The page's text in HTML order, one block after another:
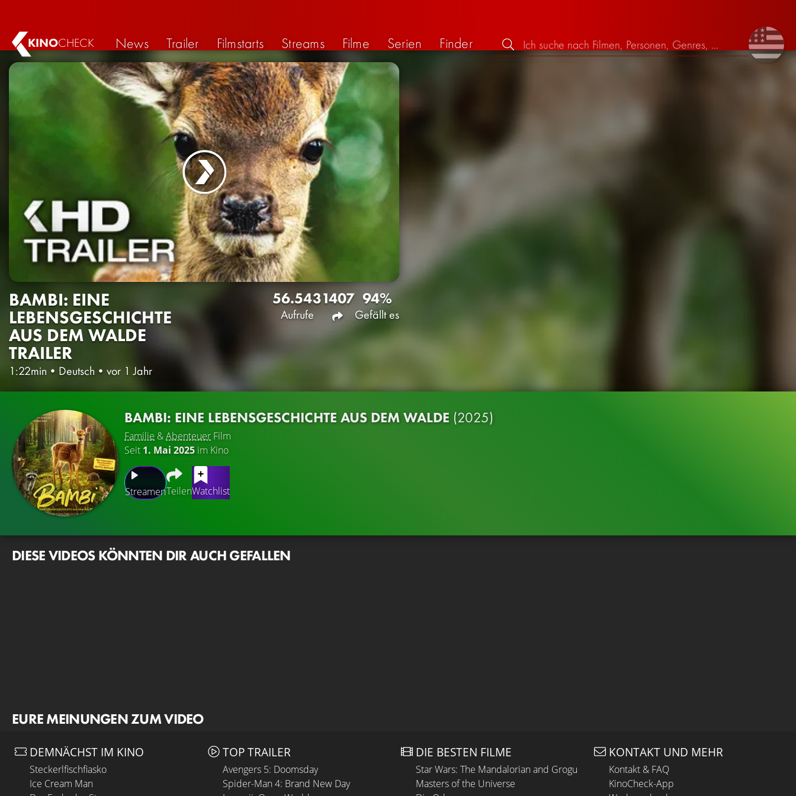
KINOCHECK News Trailer Filmstarts Streams Filme Serien Finder
BAMBI: EINE
LEBENSGESCHICHTE
AUS DEM WALDE
TRAILER
1:22min • Deutsch • vor 1 Jahr
56.543
Aufrufe
1407 94%
Gefällt es
BAMBI: EINE LEBENSGESCHICHTE AUS DEM WALDE (2025)
Familie &Abenteuer Film
Seit 1. Mai 2025 im Kino
StreamenTeilenWatchlist
DIESE VIDEOS KÖNNTEN DIR AUCH GEFALLEN
EURE MEINUNGEN ZUM VIDEO
DEMNÄCHST IM KINO
Steckerlfischfiasko
Ice Cream Man
TOP TRAILER
Avengers 5: Doomsday
Spider-Man 4: Brand New Day
DIE BESTEN FILME
Star Wars: The Mandalorian and Grogu
Masters of the Universe
KONTAKT UND MEHR
Kontakt & FAQ
KinoCheck-App